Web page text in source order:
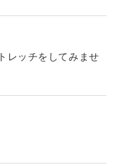
レッチをしてみませ